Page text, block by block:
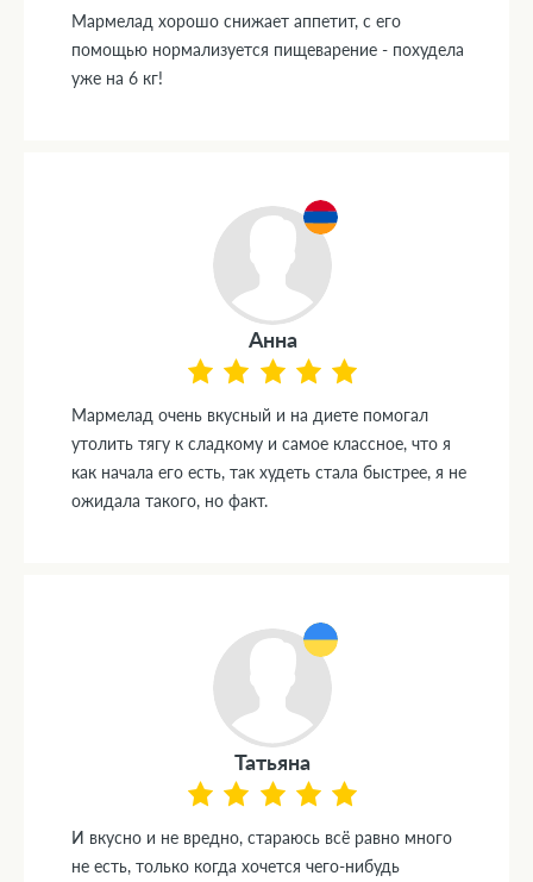
Мармелад хорошо снижает аппетит, с его
помощью нормализуется пищеварение - похудела
уже на 6 кг!
Анна
Мармелад очень вкусный и на диете помогал
утолить тягу к сладкому и самое классное, что я
как начала его есть, так худеть стала быстрее, я не
ожидала такого, но факт.
Татьяна
И вкусно и не вредно, стараюсь всё равно много
не есть, только когда хочется чего-нибудь